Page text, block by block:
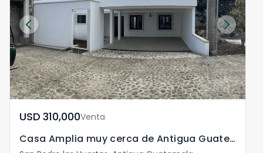
USD	310,000Venta
Casa Amplia muy cerca de Antigua Guatemala!